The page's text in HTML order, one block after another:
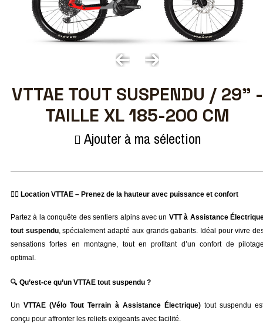
VTTAE TOUT SUSPENDU / 29" -
TAILLE XL 185-200 CM
Ajouter à ma sélection
🚵‍♂️ Location VTTAE – Prenez de la hauteur avec puissance et confort
Partez à la conquête des sentiers alpins avec un VTT à Assistance
tout suspendu, spécialement adapté aux grands gabarits. Idéal pour vivre
sensations fortes en montagne, tout en profitant d’un confort de
optimal.
🔍 Qu’est-ce qu’un VTTAE tout suspendu ?
Un VTTAE (Vélo Tout Terrain à Assistance Électrique) tout suspendu
conçu pour affronter les reliefs exigeants avec facilité.